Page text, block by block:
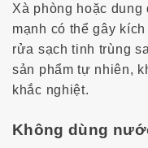
Xà phòng hoặc
mạnh có thể gây
rửa sạch tinh trùng
sản phẩm tự nhiên,
khắc nghiệt.
Không dùng